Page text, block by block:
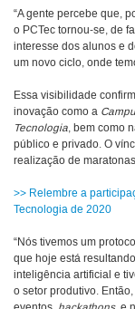
“A gente percebe que,
o PCTec tornou-se, de
interesse dos alunos e
um novo ciclo, onde
Essa visibilidade
inovação como a
Tecnologia, bem como
público e privado. O
realização de
>> Relembre a
Tecnologia de 2020
“Nós tivemos um
que hoje está
inteligência artificial e
o setor produtivo.